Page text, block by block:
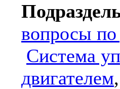
вопросы
Система
двигателем,